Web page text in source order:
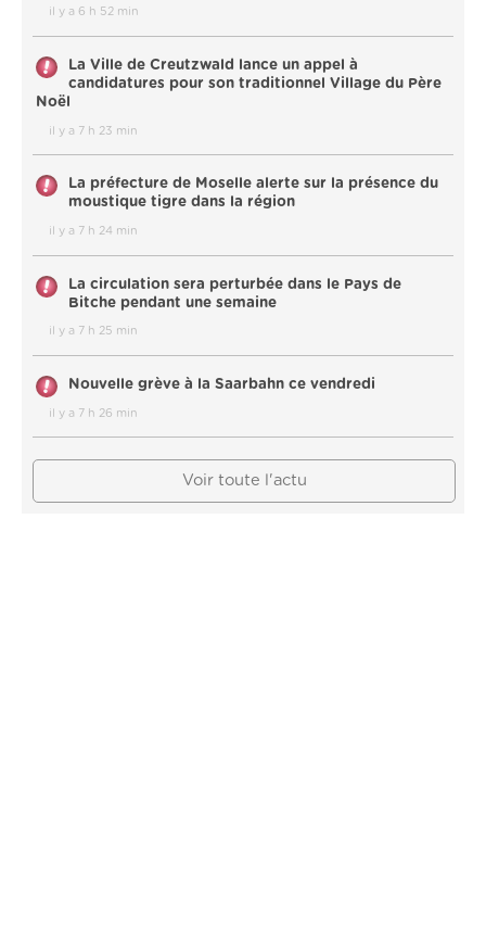
il y a 6 h 52 min
La Ville de Creutzwald lance un appel à
candidatures pour son traditionnel Village du Père
Noël
il y a 7 h 23 min
La préfecture de Moselle alerte sur la présence du
moustique tigre dans la région
il y a 7 h 24 min
La circulation sera perturbée dans le Pays de
Bitche pendant une semaine
il y a 7 h 25 min
Nouvelle grève à la Saarbahn ce vendredi
il y a 7 h 26 min
Voir toute l'actu